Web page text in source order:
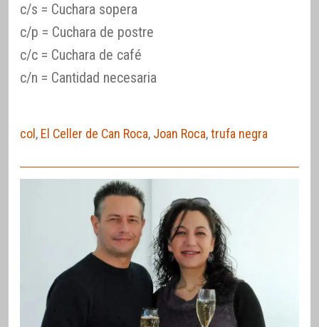
c/s = Cuchara sopera
c/p = Cuchara de postre
c/c = Cuchara de café
c/n = Cantidad necesaria
col , El Celler de Can Roca, Joan Roca,trufa negra